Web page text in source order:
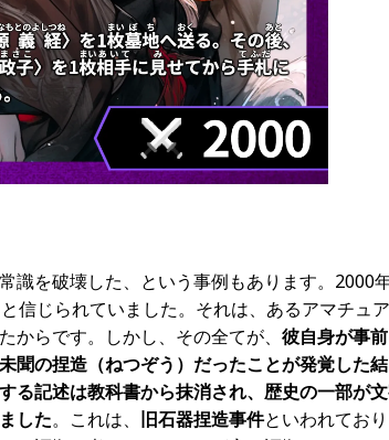
識を破壊した、という事例もあります。2000
信じられていました。それは、あるアマチュア
らです。しかし、その全てが、 彼自身が事
聞の捏造（ねつぞう）だったことが発覚した結
る記述は教科書から抹消され、歴史の一部が
した。これは、 旧石器捏造事件といわれており